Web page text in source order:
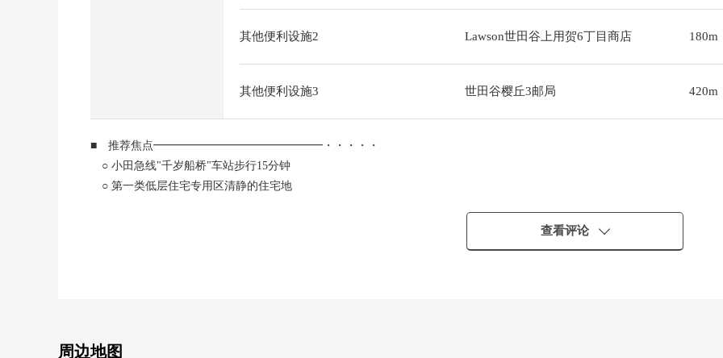
其他便利设施2 Lawson世田谷上用贺6丁目商店 180m
其他便利设施3 世田谷樱丘3邮局 420m
■ 推荐焦点━━━━━━━━━━━━━━━・・・・・
○ 小田急线"千岁船桥"车站步行15分钟
○ 第一类低层住宅专用区清静的住宅地
○ WELPARK世田谷樱丘商店、约260m(步行4分钟)
查看评论
周边地图